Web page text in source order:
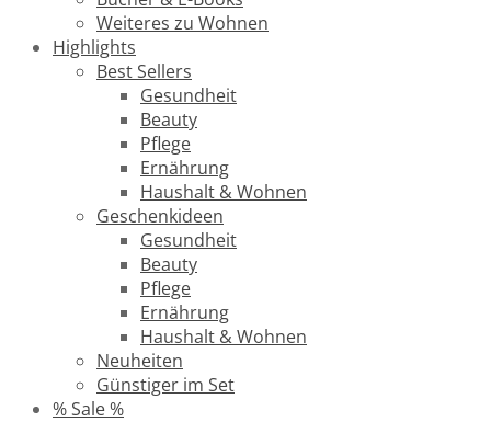
Weiteres zu Wohnen
Highlights
Best Sellers
Gesundheit
Beauty
Pflege
Ernährung
Haushalt & Wohnen
Geschenkideen
Gesundheit
Beauty
Pflege
Ernährung
Haushalt & Wohnen
Neuheiten
Günstiger im Set
% Sale %